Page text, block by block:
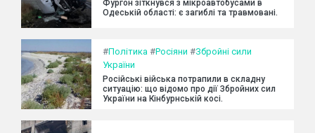
Фургон зіткнувся з мікроавтобусами в
Одеській області: є загиблі та травмовані.
#Політика #Росіяни #Збройні сили
України
Російські війська потрапили в складну
ситуацію: що відомо про дії Збройних сил
України на Кінбурнській косі.